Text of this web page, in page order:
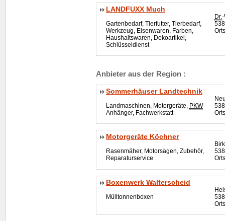
LANDFUXX Much
Gartenbedarf, Tierfutter, Tierbedarf,
Werkzeug, Eisenwaren, Farben,
Haushaltswaren, Dekoartikel,
Schlüsseldienst
Dr.-
Anbieter aus der Region :
Sommerhäuser Landtechnik
Landmaschinen, Motorgeräte, PKW-
Anhänger, Fachwerkstatt
Motorgeräte Köchner
Rasenmäher, Motorsägen, Zubehör,
Reparaturservice
Boxenwerk Walterscheid
Mülltonnenboxen